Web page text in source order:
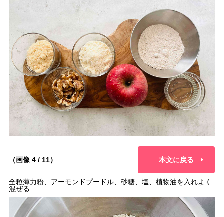
（画像 4 / 11） 本文に戻る
全粒薄力粉、アーモンドプードル、砂糖、塩、植物油を入れよく
混ぜる